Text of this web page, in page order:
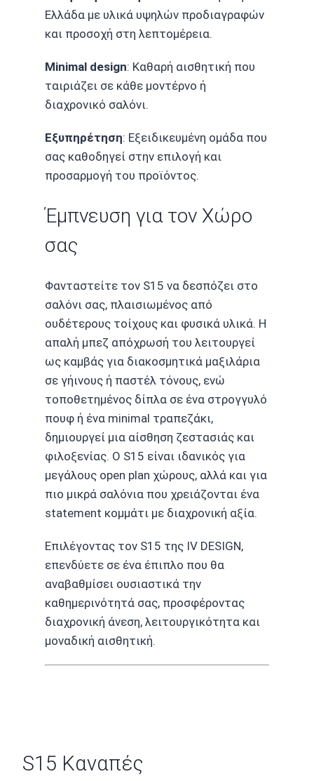
Ελλάδα με υλικά υψηλών προδιαγραφών
και προσοχή στη λεπτομέρεια.
Minimal design: Καθαρή αισθητική που
ταιριάζει σε κάθε μοντέρνο ή
διαχρονικό σαλόνι.
Εξυπηρέτηση: Εξειδικευμένη ομάδα που
σας καθοδηγεί στην επιλογή και
προσαρμογή του προϊόντος.
Έμπνευση για τον Χώρο
σας
Φανταστείτε τον S15 να δεσπόζει στο
σαλόνι σας, πλαισιωμένος από
ουδέτερους τοίχους και φυσικά υλικά. Η
απαλή μπεζ απόχρωσή του λειτουργεί
ως καμβάς για διακοσμητικά μαξιλάρια
σε γήινους ή παστέλ τόνους, ενώ
τοποθετημένος δίπλα σε ένα στρογγυλό
πουφ ή ένα minimal τραπεζάκι,
δημιουργεί μια αίσθηση ζεστασιάς και
φιλοξενίας. Ο S15 είναι ιδανικός για
μεγάλους open plan χώρους, αλλά και για
πιο μικρά σαλόνια που χρειάζονται ένα
statement κομμάτι με διαχρονική αξία.
Επιλέγοντας τον S15 της IV DESIGN,
επενδύετε σε ένα έπιπλο που θα
αναβαθμίσει ουσιαστικά την
καθημερινότητά σας, προσφέροντας
διαχρονική άνεση, λειτουργικότητα και
μοναδική αισθητική.
S15 Καναπές